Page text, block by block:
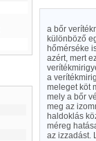
a bőr
különböző
hőmérséke
azért, mert
a
meleget köt
mely a bőr
meg az
haldoklás
méreg
az izzadást.